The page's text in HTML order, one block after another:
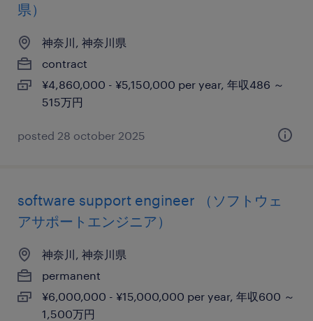
県）
神奈川, 神奈川県
contract
¥4,860,000 - ¥5,150,000 per year, 年収486 ～
515万円
posted 28 october 2025
software support engineer （ソフトウェ
アサポートエンジニア）
神奈川, 神奈川県
permanent
¥6,000,000 - ¥15,000,000 per year, 年収600 ～
1,500万円